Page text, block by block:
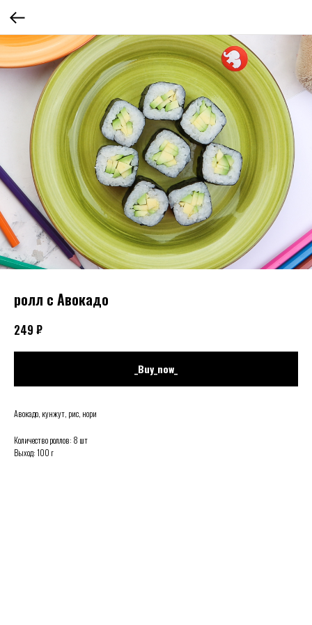
ролл с Авокадо
249 ₽
_Buy_now_
Авокадо, кунжут, рис, нори
Количество роллов: 8 шт
Выход: 100 г